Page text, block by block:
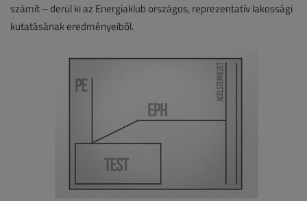
számít – derül ki az Energiaklub országos, reprezentatív lakossági
kutatásának eredményeiből.